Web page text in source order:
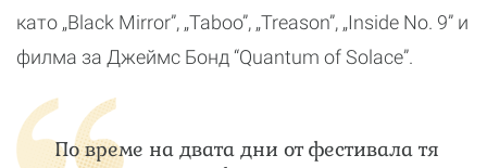
като „Black Mirror”, „Taboo”, „Treason”, „Inside No. 9” и
филма за Джеймс Бонд “Quantum of Solace”.
По време на двата дни от фестивала тя